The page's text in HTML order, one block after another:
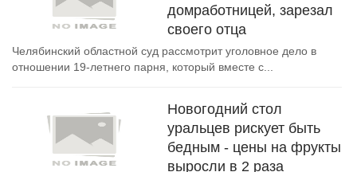
домработницей, зарезал
своего отца
Челябинский областной суд рассмотрит уголовное дело в
отношении 19-летнего парня, который вместе с...
Новогодний стол
уральцев рискует быть
бедным - цены на фрукты
выросли в 2 раза